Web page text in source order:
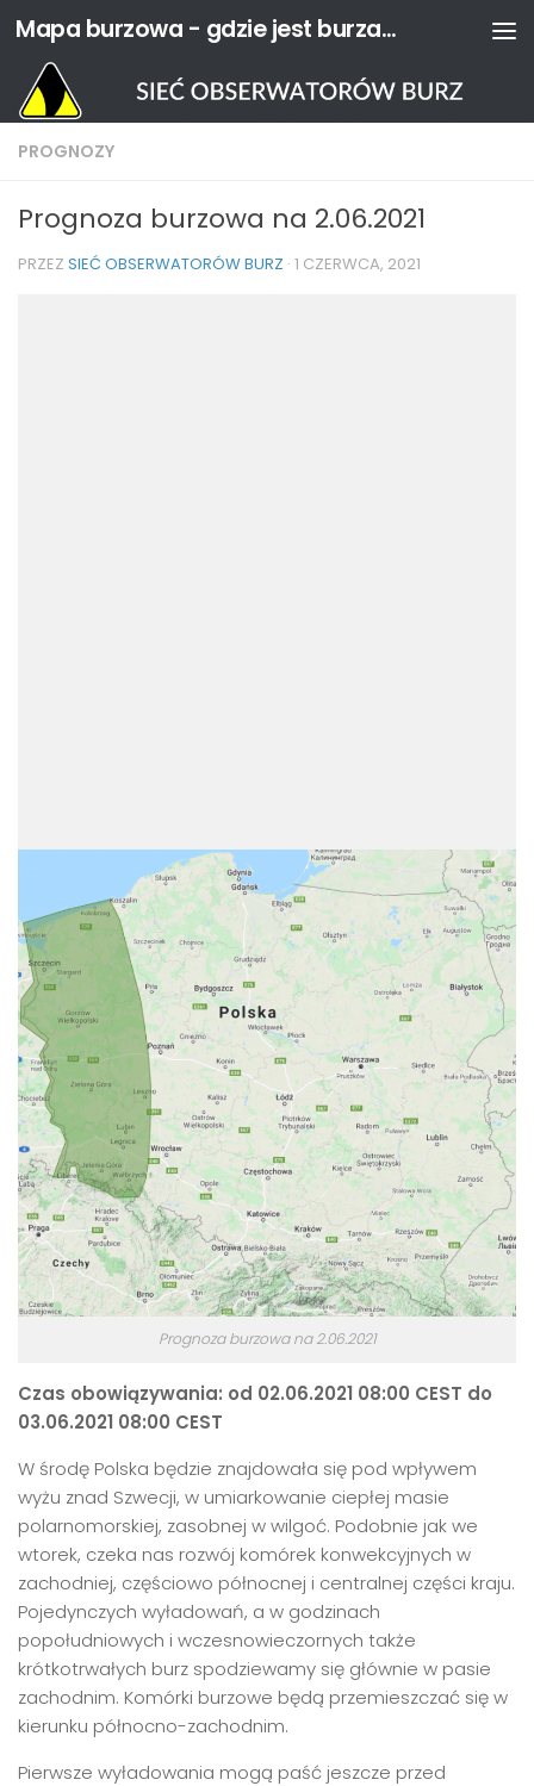
Przejdź do treści Mapa burzowa - gdzie jest burza? | Sieć Obserwatorów Burz
PROGNOZY
Prognoza burzowa na 2.06.2021
PRZEZ SIEĆ OBSERWATORÓW BURZ · 1 CZERWCA, 2021
Prognoza burzowa na 2.06.2021
Czas obowiązywania: od 02.06.2021 08:00 CEST do
03.06.2021 08:00 CEST
W środę Polska będzie znajdowała się pod wpływem
wyżu znad Szwecji, w umiarkowanie ciepłej masie
polarnomorskiej, zasobnej w wilgoć. Podobnie jak we
wtorek, czeka nas rozwój komórek konwekcyjnych w
zachodniej, częściowo północnej i centralnej części kraju.
Pojedynczych wyładowań, a w godzinach
popołudniowych i wczesnowieczornych także
krótkotrwałych burz spodziewamy się głównie w pasie
zachodnim. Komórki burzowe będą przemieszczać się w
kierunku północno-zachodnim.
Pierwsze wyładowania mogą paść jeszcze przed